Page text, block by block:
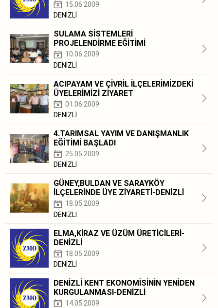
15.06.2009
DENİZLİ
SULAMA SİSTEMLERİ
PROJELENDİRME EĞİTİMİ
10.06.2009
DENİZLİ
ACIPAYAM VE ÇİVRİL İLÇELERİMİZDEKİ
ÜYELERİMİZİ ZİYARET
01.06.2009
DENİZLİ
4.TARIMSAL YAYIM VE DANIŞMANLIK
EĞİTİMİ BAŞLADI
25.05.2009
DENİZLİ
GÜNEY,BULDAN VE SARAYKÖY
İLÇELERİNDE ÜYE ZİYARETİ-DENİZLİ
18.05.2009
DENİZLİ
ELMA,KİRAZ VE ÜZÜM ÜRETİCİLERİ-
DENİZLİ
18.05.2009
DENİZLİ
DENİZLİ KENT EKONOMİSİNİN YENİDEN
KURGULANMASI-DENİZLİ
14.05.2009